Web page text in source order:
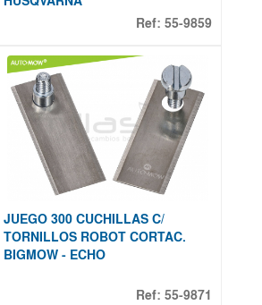
Ref: 55-9859
JUEGO 300 CUCHILLAS C/
TORNILLOS ROBOT CORTAC.
BIGMOW - ECHO
Ref: 55-9871